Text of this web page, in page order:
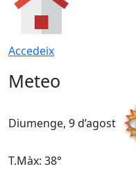
Accedeix
Meteo
Diumenge, 9 d’agost
T.Màx: 38°